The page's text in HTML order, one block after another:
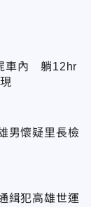
車內 躺12hr
男懷疑里長檢
緝犯高雄世運